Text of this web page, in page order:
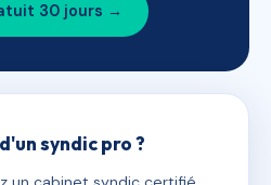
30 jours →
syndic pro ?